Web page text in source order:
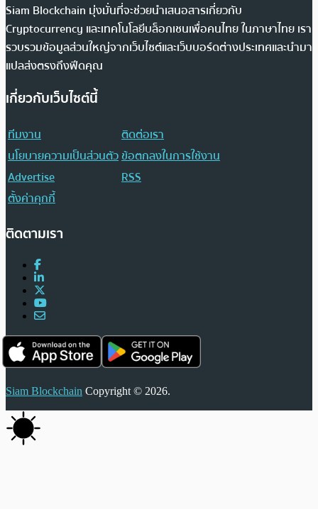
Siam Blockchain มุ่งมั่นที่จะช่วยนำเสนอสารเกี่ยวกับ
Cryptocurrency และเทคโนโลยีบล็อกเชนเพื่อคนไทย ในภาษาไทย เรา
รวบรวมข้อมูลส่วนใหญ่จากเว็บไซต์และเว็บบอร์ดต่างประเทศและนำมา
แปลส่งตรงถึงฟีดคุณ
เกี่ยวกับเว็บไซต์นี้
ทีมงาน
ติดต่อเรา
นโยบายความเป็นส่วนตัวข้อตกลงในการใช้งาน
Advertise
RSS
ตั้งค่าคุกกี้
ติดตามเรา
Siam Blockchain Copyright © 2026.